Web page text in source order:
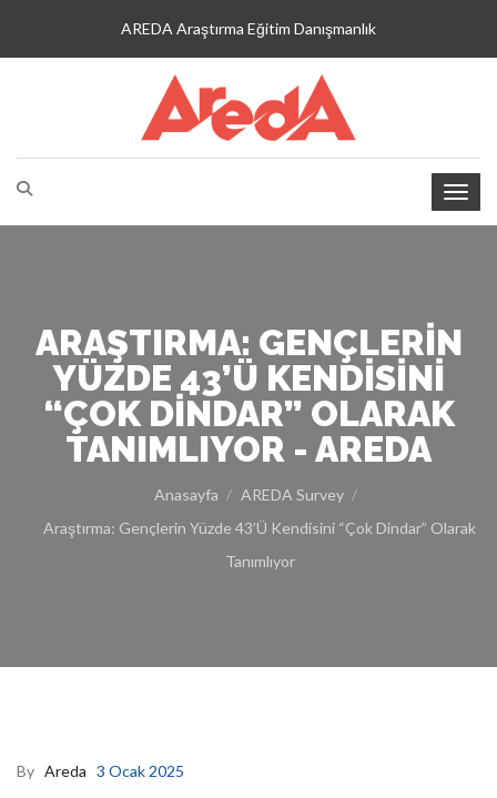
AREDA Araştırma Eğitim Danışmanlık
ARAŞTIRMA: GENÇLERIN
YÜZDE 43’Ü KENDISINI
“ÇOK DINDAR” OLARAK
TANIMLIYOR - AREDA
Anasayfa
AREDA Survey
Araştırma: Gençlerin Yüzde 43’ü Kendisini “Çok Dindar” Olarak
Tanımlıyor
By Areda 3 Ocak 2025